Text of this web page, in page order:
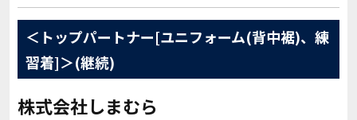
＜トップパートナー[ユニフォーム(背中裾)、練
習着]＞(継続)
株式会社しまむら